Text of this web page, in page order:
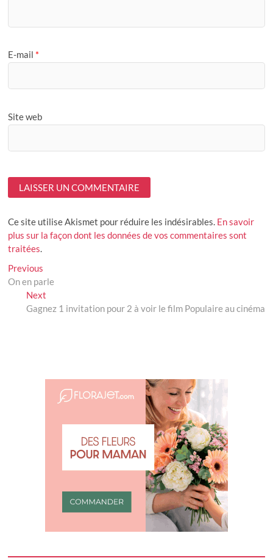
E-mail *
Site web
Ce site utilise Akismet pour réduire les indésirables. En savoir
plus sur la façon dont les données de vos commentaires sont
traitées.
Navigation
de
l’article
Previous
post:
On en parle
NextNext
post:
Gagnez 1 invitation pour 2 à voir le film Populaire au cinéma